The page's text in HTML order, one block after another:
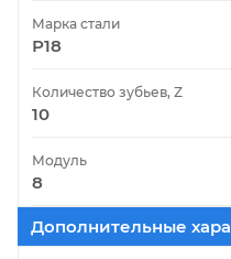
Марка стали
Р18
Количество зубьев, Z
10
Модуль
8
Дополнительные